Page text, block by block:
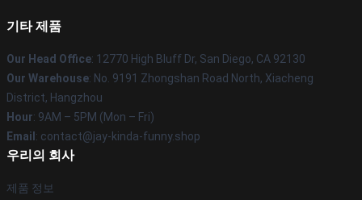
기타 제품
Our Head Office: 12770 High Bluff Dr, San Diego, CA 92130
Our Warehouse: No. 9191 Zhongshan Road North, Xiacheng
District, Hangzhou
Hour: 9AM – 5PM (Mon – Fri)
Email : contact@jay-kinda-funny.shop
우리의 회사
제품 정보